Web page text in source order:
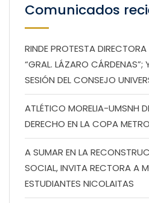
Comunicados
RINDE PROTESTA
“GRAL. LÁZARO CÁRDENAS”;
SESIÓN DEL CONSEJO
ATLÉTICO MORELIA-UMSNH
DERECHO EN LA COPA
A SUMAR EN LA
SOCIAL, INVITA RECTORA A
ESTUDIANTES NICOLAITAS